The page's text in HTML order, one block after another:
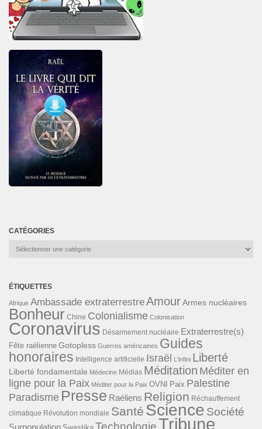
CATÉGORIES
Catégories
ÉTIQUETTES
Afrique Ambassade extraterrestreAmourArmes nucléaires
Bonheur Chine Colonialisme Colonisation
Coronavirus Désarmement nucléaire Extraterrestre(s)
Fête raélienne Gotopless Guerres américaines Guides
honoraires Intelligence artificielle Israël L'infini Liberté
Liberté fondamentale Médecine Médias Méditation Méditer en
ligne pour la Paix Méditer pour la Paix OVNI Paix Palestine
Paradisme Presse Raéliens Religion Réchauffement
climatique Révolution mondiale Santé Science Société
TechnologieTribune